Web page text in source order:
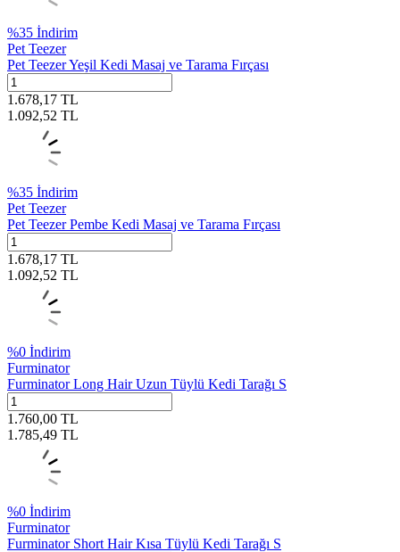
%35 İndirim
Pet Teezer
Pet Teezer Yeşil Kedi Masaj ve Tarama Fırçası
1.678,17 TL
1.092,52 TL
%35 İndirim
Pet Teezer
Pet Teezer Pembe Kedi Masaj ve Tarama Fırçası
1.678,17 TL
1.092,52 TL
%0 İndirim
Furminator
Furminator Long Hair Uzun Tüylü Kedi Tarağı S
1.760,00 TL
1.785,49 TL
%0 İndirim
Furminator
Furminator Short Hair Kısa Tüylü Kedi Tarağı S